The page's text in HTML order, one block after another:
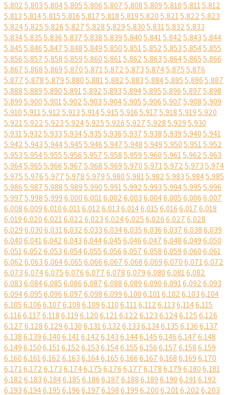
5,8025,8035,8045,8055,8065,8075,8085,8095,8105,8115,812
5,8135,8145,8155,8165,8175,8185,8195,8205,8215,8225,823
5,8245,8255,8265,8275,8285,8295,8305,8315,8325,833
5,8345,8355,8365,8375,8385,8395,8405,8415,8425,8435,844
5,8455,8465,8475,8485,8495,8505,8515,8525,8535,8545,855
5,8565,8575,8585,8595,8605,8615,8625,8635,8645,8655,866
5,8675,8685,8695,8705,8715,8725,8735,8745,8755,876
5,8775,8785,8795,8805,8815,8825,8835,8845,8855,8865,887
5,8885,8895,8905,8915,8925,8935,8945,8955,8965,8975,898
5,8995,9005,9015,9025,9035,9045,9055,9065,9075,9085,909
5,9105,9115,9125,9135,9145,9155,9165,9175,9185,9195,920
5,9215,9225,9235,9245,9255,9265,9275,9285,9295,930
5,9315,9325,9335,9345,9355,9365,9375,9385,9395,9405,941
5,9425,9435,9445,9455,9465,9475,9485,9495,9505,9515,952
5,9535,9545,9555,9565,9575,9585,9595,9605,9615,9625,963
5,9645,9655,9665,9675,9685,9695,9705,9715,9725,9735,974
5,9755,9765,9775,9785,9795,9805,9815,9825,9835,9845,985
5,9865,9875,9885,9895,9905,9915,9925,9935,9945,9955,996
5,9975,9985,9996,0006,0016,0026,0036,0046,0056,0066,007
6,0086,0096,0106,0116,0126,0136,0146,0156,0166,0176,018
6,0196,0206,0216,0226,0236,0246,0256,0266,0276,028
6,0296,0306,0316,0326,0336,0346,0356,0366,0376,0386,039
6,0406,0416,0426,0436,0446,0456,0466,0476,0486,0496,050
6,0516,0526,0536,0546,0556,0566,0576,0586,0596,0606,061
6,0626,0636,0646,0656,0666,0676,0686,0696,0706,0716,072
6,0736,0746,0756,0766,0776,0786,0796,0806,0816,082
6,0836,0846,0856,0866,0876,0886,0896,0906,0916,0926,093
6,0946,0956,0966,0976,0986,0996,1006,1016,1026,1036,104
6,1056,1066,1076,1086,1096,1106,1116,1126,1136,1146,115
6,1166,1176,1186,1196,1206,1216,1226,1236,1246,1256,126
6,1276,1286,1296,1306,1316,1326,1336,1346,1356,1366,137
6,1386,1396,1406,1416,1426,1436,1446,1456,1466,1476,148
6,1496,1506,1516,1526,1536,1546,1556,1566,1576,1586,159
6,1606,1616,1626,1636,1646,1656,1666,1676,1686,1696,170
6,1716,1726,1736,1746,1756,1766,1776,1786,1796,1806,181
6,1826,1836,1846,1856,1866,1876,1886,1896,1906,1916,192
6,1936,1946,1956,1966,1976,1986,1996,2006,2016,2026,203